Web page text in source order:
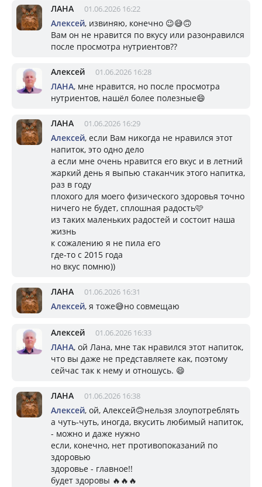
ЛАНА 01.06.2026 16:22
Алексей, извиняю, конечно 😉😅🙃
Вам он не нравится по вкусу или разонравился
после просмотра нутриентов??
Алексей 01.06.2026 16:28
ЛАНА, мне нравится, но после просмотра
нутриентов, нашёл более полезные😄
ЛАНА 01.06.2026 16:29
Алексей, если Вам никогда не нравился этот
напиток, это одно дело
а если мне очень нравится его вкус и в летний
жаркий день я выпью стаканчик этого напитка,
раз в году
плохого для моего физического здоровья точно
ничего не будет, сплошная радость🩷
из таких маленьких радостей и состоит наша
жизнь
к сожалению я не пила его
где-то с 2015 года
но вкус помню))
ЛАНА 01.06.2026 16:31
Алексей, я тоже😅но совмещаю
Алексей 01.06.2026 16:33
ЛАНА, ой Лана, мне так нравился этот напиток,
что вы даже не представляете как, поэтому
сейчас так к нему и отношусь. 😄
ЛАНА 01.06.2026 16:38
Алексей, ой, Алексей🙃нельзя злоупотреблять
а чуть-чуть, иногда, вкусить любимый напиток,
- можно и даже нужно
если, конечно, нет противопоказаний по
здоровью
здоровье - главное!!
будет здоровы 🔥🔥🔥